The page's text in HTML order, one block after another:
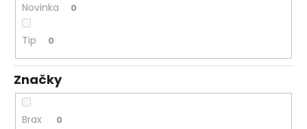
Novinka 0
Tip 0
Značky
Brax 0
D
o
p
o
r
u
u